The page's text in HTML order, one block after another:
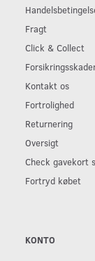
Fragt
Click & Collect
Kontakt os
Fortrolighed
Returnering
Oversigt
Check gavekort
Fortryd købet
KONTO